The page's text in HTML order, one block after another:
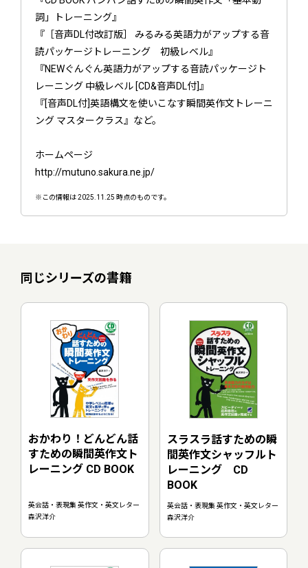
詞」トレーニング』
『［音声DL付改訂版］ みるみる英語力がアップする音
読パッケージトレーニング 初級レベル』
『NEWぐんぐん英語力がアップする音読パッケージト
レーニング 中級レベル [CD&音声DL付]』
『[音声DL付]英語構文を使いこなす瞬間英作文トレーニ
ング マスタークラス』など。
ホームページ
http://mutuno.sakura.ne.jp/
※この情報は 2025.11.25 時点のものです。
同じシリーズの書籍
おかわり！どんどん話
すための瞬間英作文ト
レーニング CD BOOK
英会話・表現集 英作文・英文レター
森沢洋介
スラスラ話すための瞬
間英作文シャッフルト
レーニング CD
BOOK
英会話・表現集 英作文・英文レター
森沢洋介